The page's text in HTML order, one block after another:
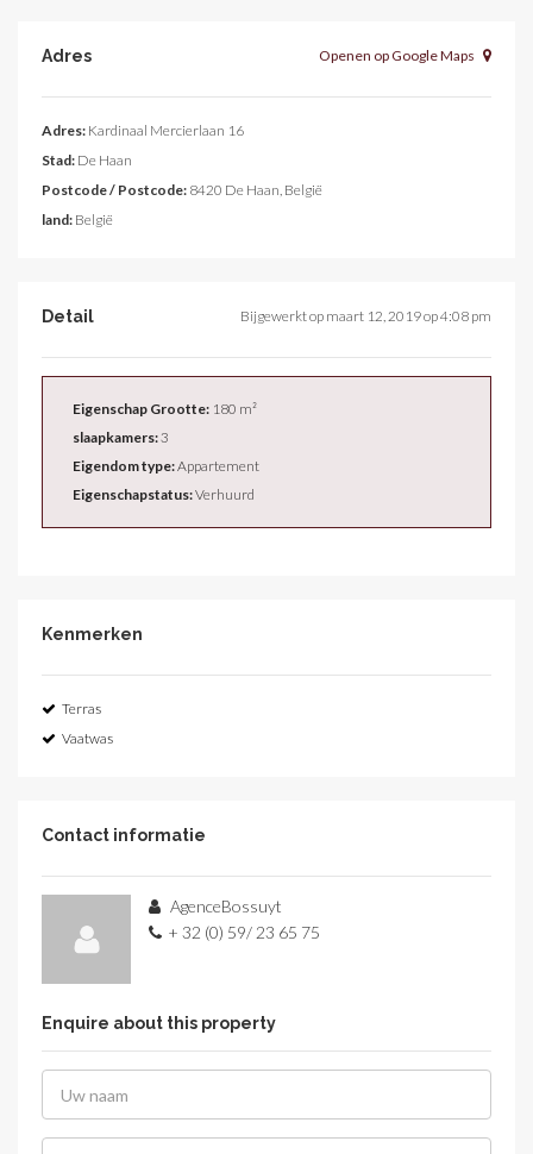
Adres Openen op Google Maps
Adres: Kardinaal Mercierlaan 16
Stad: De Haan
Postcode / Postcode: 8420 De Haan, België
land: België
Detail Bijgewerkt op maart 12, 2019 op 4:08 pm
Eigenschap Grootte: 180 m²
slaapkamers:3
Eigendom type:Appartement
Eigenschapstatus:Verhuurd
Kenmerken
Terras
Vaatwas
Contact informatie
AgenceBossuyt
+ 32 (0) 59/ 23 65 75
Enquire about this property